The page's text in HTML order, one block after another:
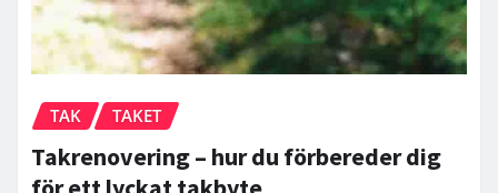
TAK TAKET
Takrenovering – hur du förbereder dig